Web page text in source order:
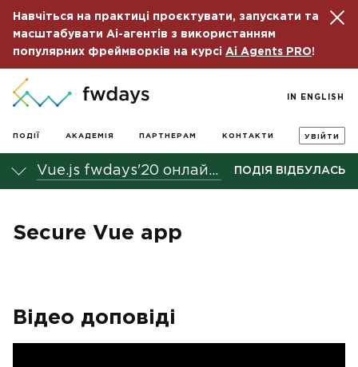
Навчіться на практиці проєктувати, запускати та
масштабувати Ai-агентів з використанням
популярних фреймворків на курсі Ai Agents PRO!
ПОДІЇ АКАДЕМІЯ ПАРТНЕРАМ КОНТАКТИ УВІЙТИ
IN ENGLISH
Vue.js fwdays'20 онлайн-конференція ПОДІЯ ВІДБУЛАСЬ
Secure Vue app
Відео доповіді